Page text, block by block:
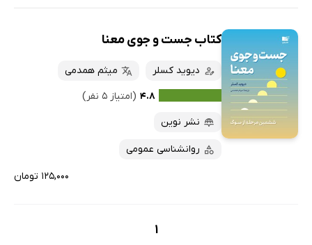
کتاب جست و جوی معنا
دیوید کسلر
میثم همدمی
۴.۸ (امتیاز ۵ نفر)
نشر نوین
روانشناسی عمومی
۱۲۵,۰۰۰ تومان
1